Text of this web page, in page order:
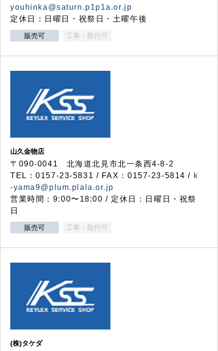
youhinka@saturn.p1p1a.or.jp
定休日：日曜日・祝祭日・土曜午後
販売可 工事・取付可
山久金物店
〒090-0041 北海道北見市北一条西4-8-2
TEL：0157-23-5831 / FAX：0157-23-5814 / k
-yama9@plum.plala.or.jp
営業時間：9:00〜18:00 / 定休日：日曜日・祝祭
日
販売可 工事・取付可
(株)タケダ